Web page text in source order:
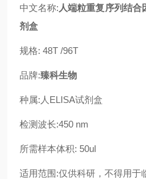
中文名称: 人端粒重复序列结
剂盒
规格: 48T /96T
品牌:臻科生物
种属:人ELISA试剂盒
检测波长:450 nm
所需样本体积: 50ul
适用范围:仅供科研，不得用于